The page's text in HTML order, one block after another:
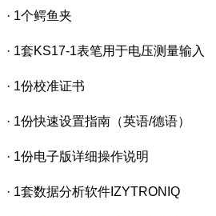
· 1个鳄鱼夹
· 1套KS17-1表笔用于电压测量输入
· 1份校准证书
· 1份快速设置指南（英语/德语）
· 1份电子版详细操作说明
· 1套数据分析软件IZYTRONIQ